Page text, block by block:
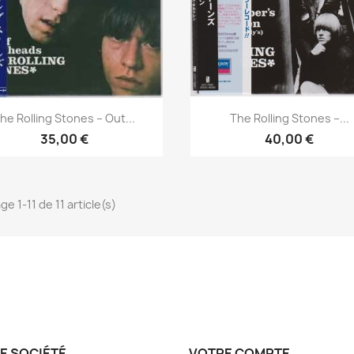
Aperçu rapide
Rolling Stones ‎– Out...
35,00 €
 Aperçu rapide
The Rolling Stones ‎–...
40,00 €
1-11 de 11 article(s)